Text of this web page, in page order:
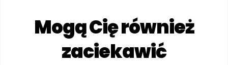
Mogą Cię również
zaciekawić